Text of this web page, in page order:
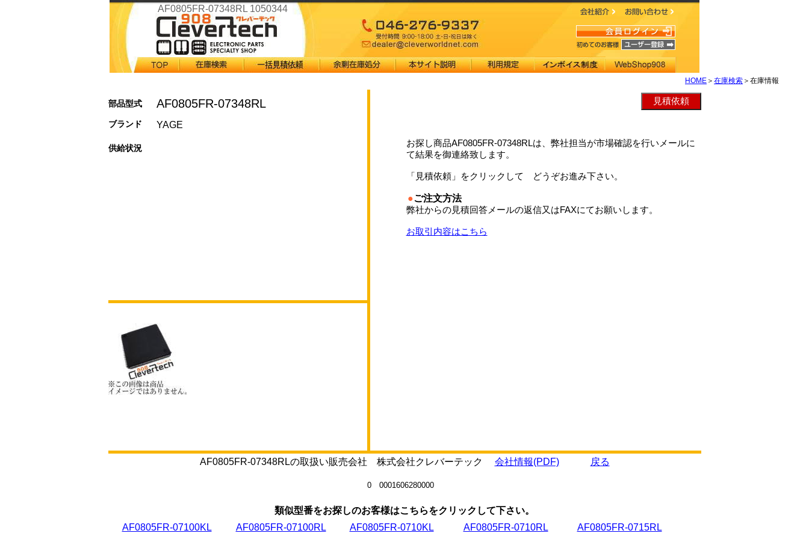
AF0805FR-07348RL 1050344
HOME ＞ 在庫検索 ＞在庫情報
部品型式 AF0805FR-07348RL
ブランド YAGE
供給状況
お探し商品AF0805FR-07348RLは、弊社担当が市場確認を行いメールに
て結果を御連絡致します。
「見積依頼」をクリックして どうぞお進み下さい。
●ご注文方法
弊社からの見積回答メールの返信又はFAXにてお願いします。
お取引内容はこちら
AF0805FR-07348RLの取扱い販売会社 株式会社クレバーテック 会社情報(PDF) 戻る
0 0001606280000
類似型番をお探しのお客様はこちらをクリックして下さい。
AF0805FR-07100KL
AF0805FR-07100RL AF0805FR-0710KL AF0805FR-0710RL AF0805FR-0715RL